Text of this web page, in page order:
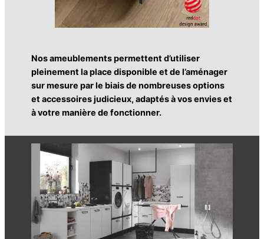
Nos ameublements permettent d’utiliser
pleinement la place disponible et de l’aménager
sur mesure par le biais de nombreuses options
et accessoires judicieux, adaptés à vos envies et
à votre manière de fonctionner.